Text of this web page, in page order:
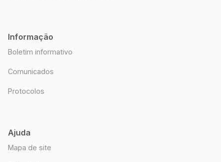
Informação
Boletim informativo
Comunicados
Protocolos
Ajuda
Mapa de site